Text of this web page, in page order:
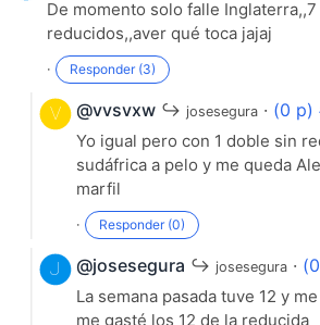
De momento solo falle
reducidos,,aver qué toca jajaj
· Responder (3)
@vvsvxw↪ josesegura· (0 p)
Yo igual pero con 1 doble sin
sudáfrica a pelo y me queda
marfil
· Responder (0)
@josesegura ↪ josesegura·
La semana pasada tuve 12 y
me gasté los 12 de la reducida